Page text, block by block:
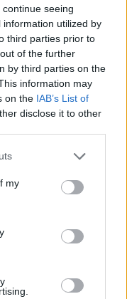
seeing
utilized by
third parties prior to
of the further
by third parties on the
information may
on the IAB’s List of
disclose it to other
my
for Spain|Esim